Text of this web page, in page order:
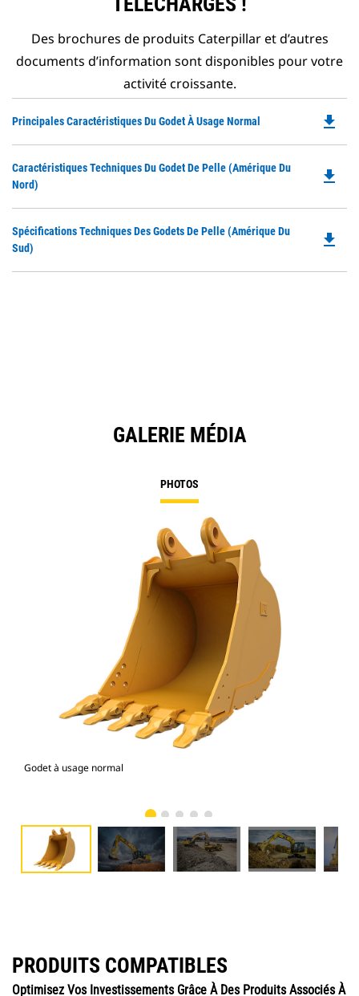
Des brochures de produits Caterpillar et d’autres
documents d’information sont disponibles pour votre
activité croissante.
Principales Caractéristiques Du Godet À Usage Normal file_download
Caractéristiques Techniques Du Godet De Pelle (Amérique Du
Nord)
file_download
Spécifications Techniques Des Godets De Pelle (Amérique Du
Sud)
file_download
GALERIE MÉDIA
PHOTOS
Godet à usage normal
PRODUITS COMPATIBLES
Optimisez Vos Investissements Grâce À Des Produits Associés À